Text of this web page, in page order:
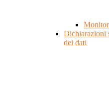
Dichiarazioni
dei dati